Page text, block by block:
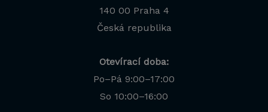
140 00 Praha 4
Česká republika
Otevírací doba:
Po–Pá 9:00–17:00
So 10:00–16:00